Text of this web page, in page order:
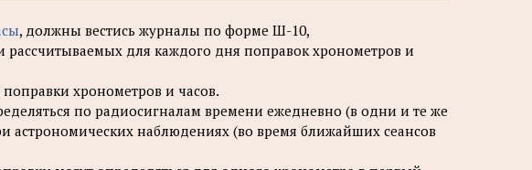
, должны вестись журналы по форме Ш-10,
для каждого дня поправок хронометров и
хронометров и часов.
по радиосигналам времени ежедневно (в одни и те же
астрономических наблюдениях (во время ближайших сеансов